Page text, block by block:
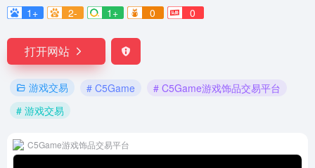
1+
2- 1+ 0 0
打开网站
游戏交易 # C5Game
# C5Game游戏饰品交易平台
# 游戏交易
C5Game游戏饰品交易平台